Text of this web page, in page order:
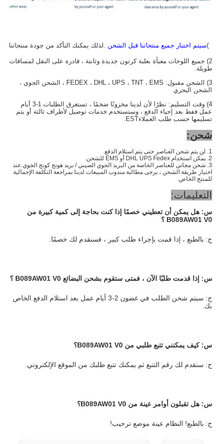
سيتم اختبار جميع منتجاتنا قبل الشحن .لذلك يمكنك التأكد من جودة منتجاتنا
2) جميع اللوحات معبأة بعلبة كرتون جديدة وثابتة ، قادرة على النقل لمسافات
طويلة.
3) الشحن مقبول: FEDEX ، DHL ، UPS ، TNT ، EMS ، الشحن الجوي ،
الشحن البحري
4) وقت التسليم: نظرًا لأن لدينا مخزونًا ضخمًا ، تستغرق الطلبات 1-3 أيام
عمل فقط بعد إحياء الدفع ، وستستخدم خدمات توصيل لأطراف ثالثة أو يتم
تسليمها حسب طلب العملاءEST.
شحن:
1. لن يتم شحن العناصر حتى يتم استلام الدفع.
2. يمكن استخدام DHL UPS Fedex أو EMS للشحن.
3. شحن مجاني للعناصر الخاصة من البريد الجوي الصيني / بريد هونج كونج الجوي.عند
اختيار طريقة الشحن ، يرجى مطالبة مندوب المبيعات لدينا بمراجعة التكلفة الإجمالية
للمنتج الخاص.
التعليمات:
س: هل يمكن أن تعطيني خصمًا إذا كنت بحاجة إلى كمية كبيرة من
B089AW01 V0 ؟
ج: بالطبع ، إذا قمت بإجراء طلب كبير ، فسنقدم لك خصمًا.
س: إذا قدمت طلبًا الآن ، فمتى ستقوم بشحن البضائع B089AW01 V0 ؟
ج: سيتم شحن الطلب في غضون 2-3 أيام عمل بعد استلام الدفع الخاص
بك.
س: كيف يمكنني تتبع طلبي من B089AW01 V0؟
ج: سنقدم لك رقم التتبع ثم يمكنك تتبع طلبك من الموقع الإلكتروني.
س: هل تقبلون أوامر عينة من B089AW01 V0؟
ج: بالطبع! النظام عينة موضع ترحيب!